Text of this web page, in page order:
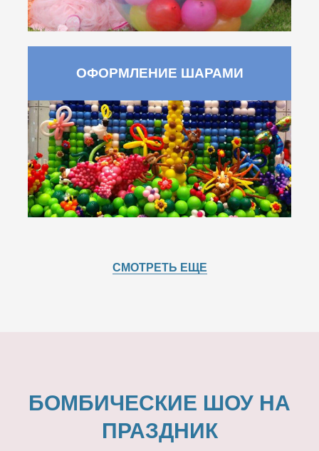
ОФОРМЛЕНИЕ ШАРАМИ
СМОТРЕТЬ ЕЩЕ
БОМБИЧЕСКИЕ ШОУ НА
ПРАЗДНИК